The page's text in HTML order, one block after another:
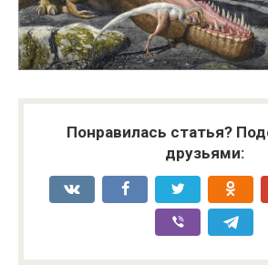
Понравилась статья?
друзьями: